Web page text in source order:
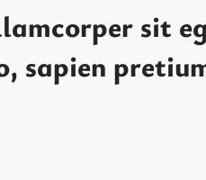
sit
sapien